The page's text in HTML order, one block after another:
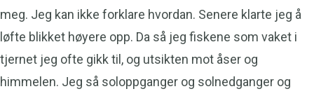
meg. Jeg kan ikke forklare hvordan. Senere klarte jeg å
løfte blikket høyere opp. Da så jeg fiskene som vaket i
tjernet jeg ofte gikk til, og utsikten mot åser og
himmelen. Jeg så soloppganger og solnedganger og